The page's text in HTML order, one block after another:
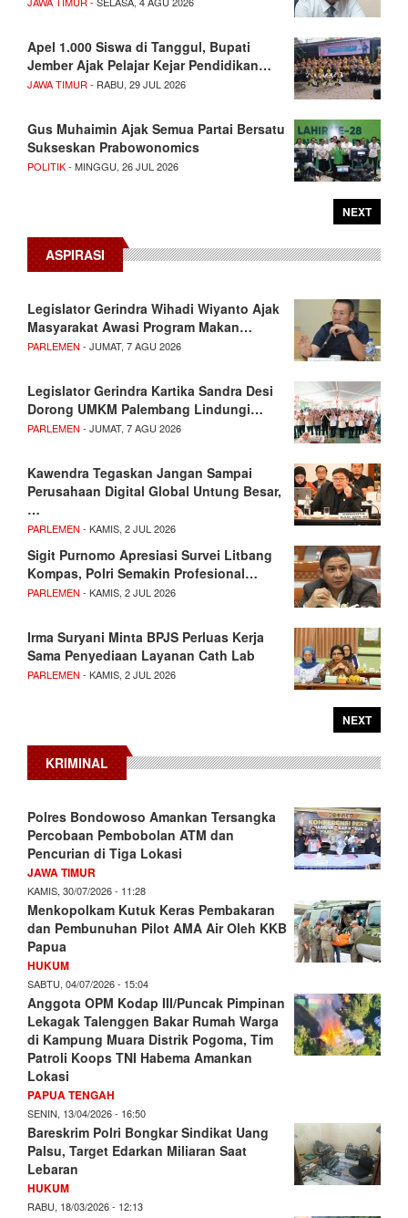
Apel 1.000 Siswa di Tanggul, Bupati
Jember Ajak Pelajar Kejar Pendidikan…
JAWA TIMUR - RABU, 29 JUL 2026
Gus Muhaimin Ajak Semua Partai Bersatu
Sukseskan Prabowonomics
POLITIK- MINGGU, 26 JUL 2026
NEXT
ASPIRASI
Legislator Gerindra Wihadi Wiyanto Ajak
Masyarakat Awasi Program Makan…
PARLEMEN - JUMAT, 7 AGU 2026
Legislator Gerindra Kartika Sandra Desi
Dorong UMKM Palembang Lindungi…
PARLEMEN - JUMAT, 7 AGU 2026
Kawendra Tegaskan Jangan Sampai
Perusahaan Digital Global Untung Besar,
…
PARLEMEN - KAMIS, 2 JUL 2026
Sigit Purnomo Apresiasi Survei Litbang
Kompas, Polri Semakin Profesional…
PARLEMEN - KAMIS, 2 JUL 2026
Irma Suryani Minta BPJS Perluas Kerja
Sama Penyediaan Layanan Cath Lab
PARLEMEN - KAMIS, 2 JUL 2026
NEXT
KRIMINAL
Polres Bondowoso Amankan Tersangka
Percobaan Pembobolan ATM dan
Pencurian di Tiga Lokasi
JAWA TIMUR
KAMIS, 30/07/2026 - 11:28
Menkopolkam Kutuk Keras Pembakaran
dan Pembunuhan Pilot AMA Air Oleh KKB
Papua
HUKUM
SABTU, 04/07/2026 - 15:04
Anggota OPM Kodap III/Puncak Pimpinan
Lekagak Talenggen Bakar Rumah Warga
di Kampung Muara Distrik Pogoma, Tim
Patroli Koops TNI Habema Amankan
Lokasi
PAPUA TENGAH
SENIN, 13/04/2026 - 16:50
Bareskrim Polri Bongkar Sindikat Uang
Palsu, Target Edarkan Miliaran Saat
Lebaran
HUKUM
RABU, 18/03/2026 - 12:13